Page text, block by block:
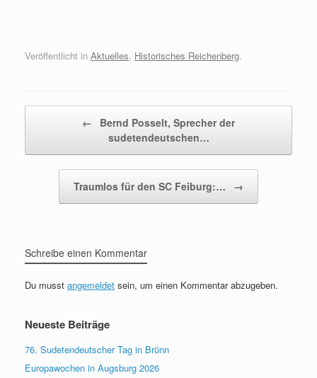
Veröffentlicht in Aktuelles, Historisches Reichenberg.
←
Bernd Posselt, Sprecher der
sudetendeutschen…
Traumlos für den SC Feiburg:… →
Schreibe einen Kommentar
Du musst angemeldet sein, um einen Kommentar abzugeben.
Neueste Beiträge
76. Sudetendeutscher Tag in Brünn
Europawochen in Augsburg 2026